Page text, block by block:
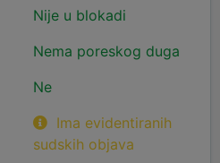
Nije u blokadi
Nema poreskog duga
Ne
Ima evidentiranih
sudskih objava